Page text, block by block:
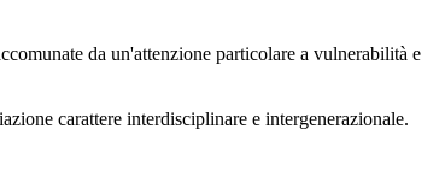
da un'attenzione particolare a vulnerabilità e
carattere interdisciplinare e intergenerazionale.